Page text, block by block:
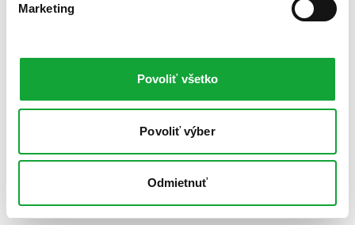
Marketing
Povoliť všetko
Povoliť výber
Odmietnuť